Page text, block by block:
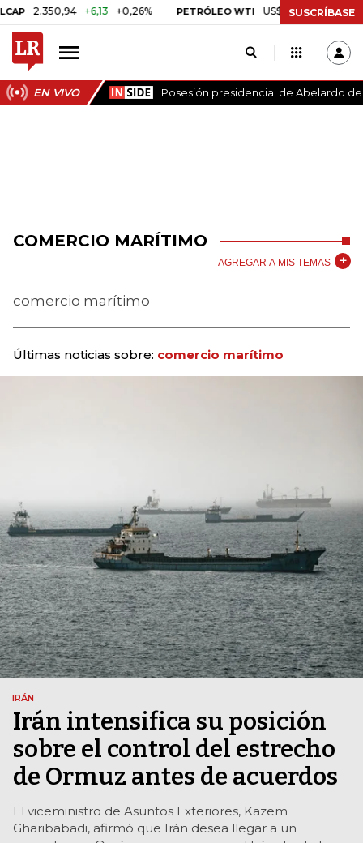
+6,13 +0,26% PETRÓLEO WTI US$ 78,01 US$ 2,92
SUSCRÍBASE
EN VIVO Posesión presidencial de Abelardo de
COMERCIO MARÍTIMO
AGREGAR A MIS TEMAS
comercio marítimo
Últimas noticias sobre: comercio marítimo
IRÁN
Irán intensifica su posición
sobre el control del estrecho
de Ormuz antes de acuerdos
El viceministro de Asuntos Exteriores, Kazem
Gharibabadi, afirmó que Irán desea llegar a un